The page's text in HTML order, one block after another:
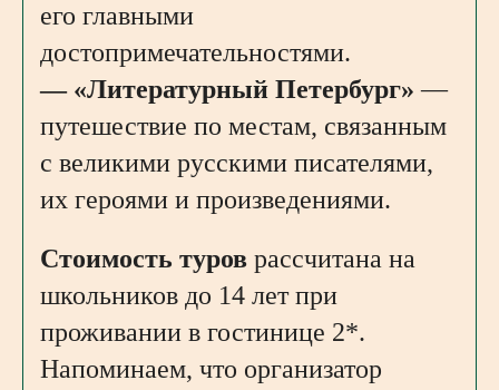
его главными
достопримечательностями.
— «Литературный Петербург» —
путешествие по местам, связанным
с великими русскими писателями,
их героями и произведениями.
Стоимость туров рассчитана на
школьников до 14 лет при
проживании в гостинице 2*.
Напоминаем, что организатор